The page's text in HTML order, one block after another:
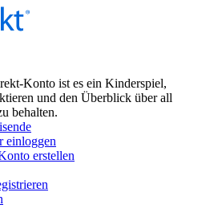
Konto ist es ein Kinderspiel,
und den Überblick über all
behalten.
einloggen
erstellen